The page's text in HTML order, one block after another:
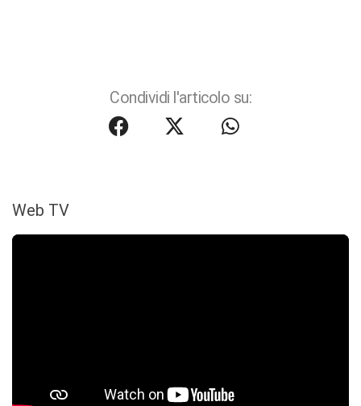
Condividi l'articolo su:
Web TV